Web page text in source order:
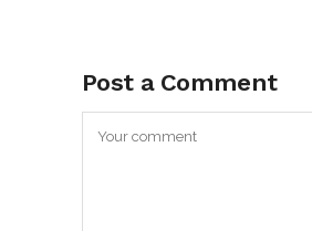
Post a Comment